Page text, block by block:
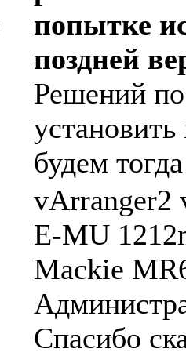
попытке
поздней
Решений
будем
vArranger2
E-MU
Mackie
Спасибо